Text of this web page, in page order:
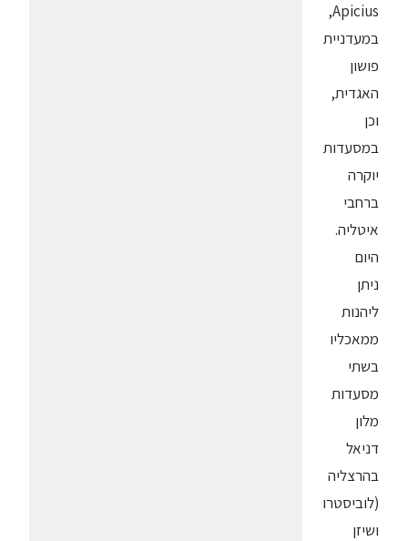
Apicius,
במעדניית
פושון
האגדית,
וכן
במסעדות
יוקרה
ברחבי
איטליה.
היום
ניתן
ליהנות
ממאכליו
בשתי
מסעדות
מלון
דניאל
בהרצליה
(לוביסטרו
ושיזן